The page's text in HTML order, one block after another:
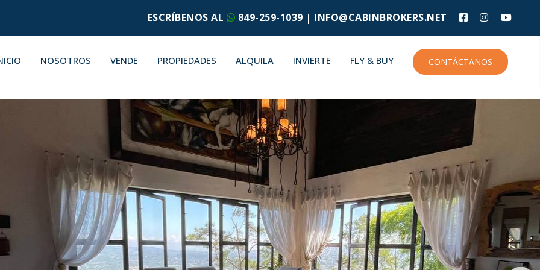
ESCRÍBENOS AL 849-259-1039 | INFO@CABINBROKERS.NET
NOSOTROS VENDE PROPIEDADES ALQUILA INVIERTE FLY & BUY CONTÁCTANOS